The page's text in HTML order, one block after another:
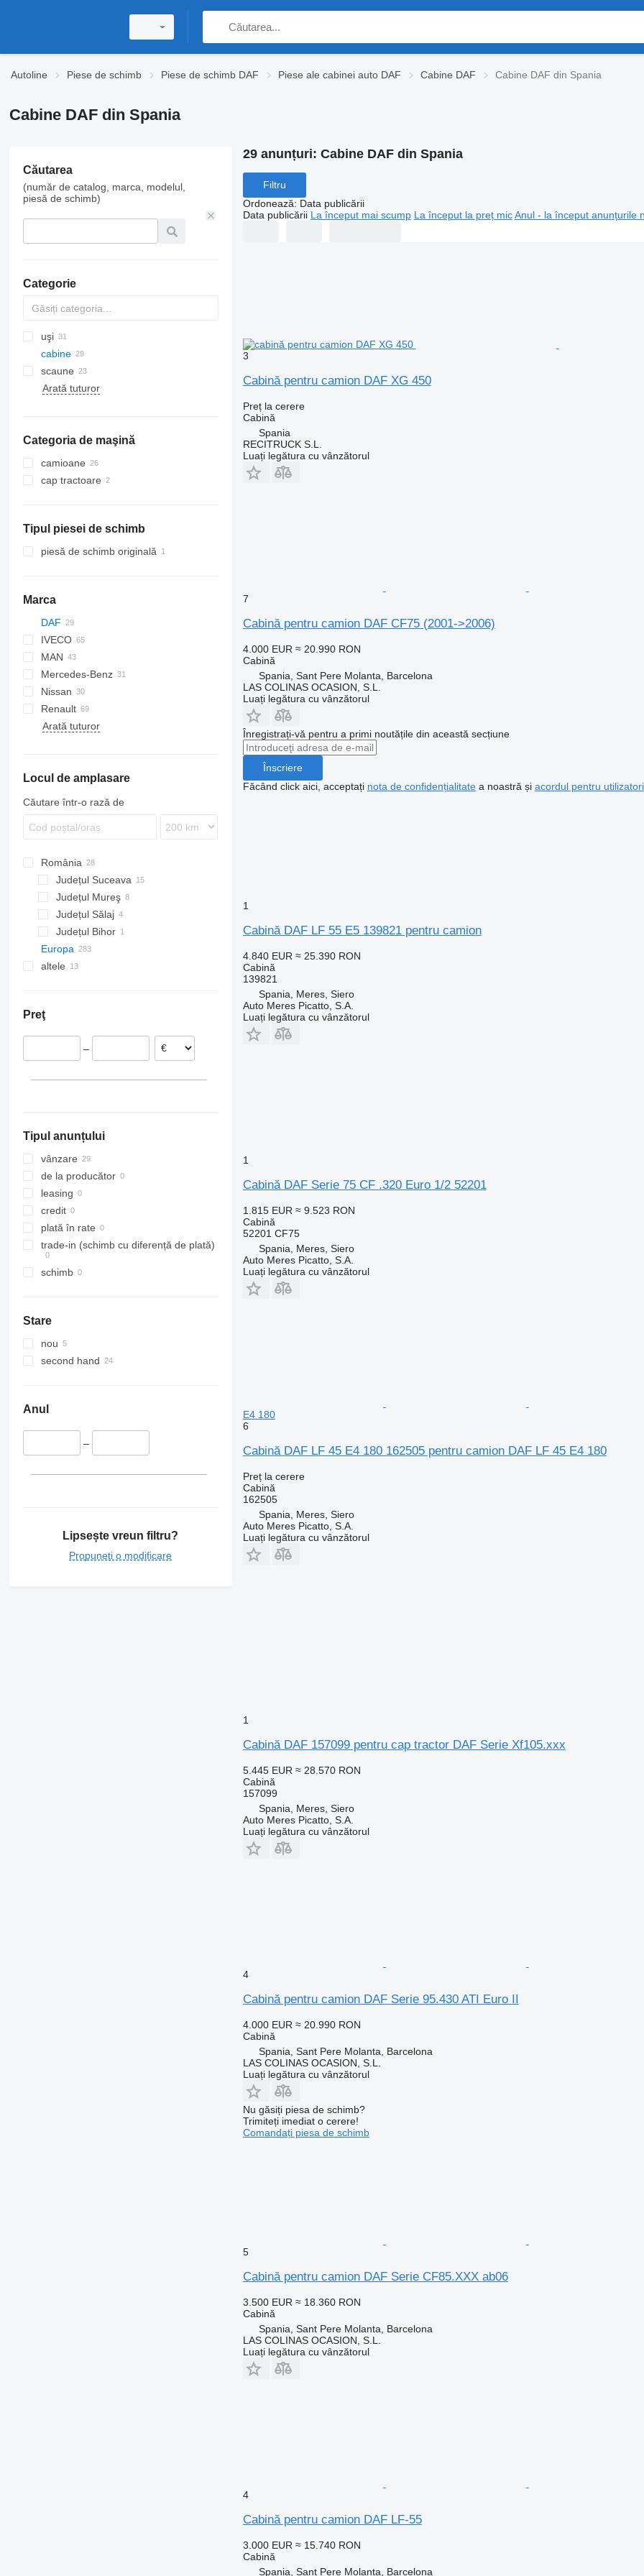
Autoline Piese de schimb Piese de schimb DAF Piese ale cabinei auto DAF Cabine DAF Cabine DAF din Spania
Cabine DAF din Spania
Căutarea
(număr de catalog, marca, modelul,
piesă de schimb)
Categorie
uşi
cabine
scaune
compresoare clima
geamuri laterale
Arată tuturor
Categoria de maşină
camioane
cap tractoare
Tipul piesei de schimb
piesă de schimb originală
Marca
Jumper
DAF
CF
CF 75
CF 75 250
CF 75 360
CF 85
CF 320
LF
LF 45
LF 55
XF
XF 95
XF 105
XF 106
XG
XG+
XG 450
AC
IVECO
Daily
EuroCargo
EuroStar
Eurotech
Stralis
KMK
LTM
MAN
A-series
F90
L2000
LE
TGX
Mercedes-Benz
Actros
Antos
Atego
Sprinter
Nissan
Atleon
Cabstar
Renault
G-series
Mascott
Maxity
Midliner
Premium
BL
FM
Arată tuturor
Locul de amplasare
Căutare într-o rază de
România
Județul Suceava
Județul Mureş
Județul Sălaj
Județul Bihor
Europa
Polonia
Oviedo
Ciudad Real
Belgia
Lituania
altele
Preţ
–
Tipul anunțului
vânzare
de la producător
leasing
credit
plată în rate
trade-in (schimb cu diferență de plată)
schimb
Stare
nou
second hand
Anul
–
Lipsește vreun filtru?
Propuneți o modificare
29 anunțuri: Cabine DAF din Spania
Filtru
Ordonează: Data publicării
Data publicării La început mai scump La început la preț mic Anul - la început anunțurile
3
Cabină pentru camion DAF XG 450
Preț la cerere
Cabină
Spania
RECITRUCK S.L.
Luați legătura cu vânzătorul
7
Cabină pentru camion DAF CF75 (2001->2006)
4.000 EUR ≈ 20.990 RON
Cabină
Spania, Sant Pere Molanta, Barcelona
LAS COLINAS OCASION, S.L.
Luați legătura cu vânzătorul
Înregistrați-vă pentru a primi noutățile din această secțiune
Înscriere
Făcând click aici, acceptați nota de confidențialitatea noastră și acordul pentru utilizatori
1
Cabină DAF LF 55 E5 139821 pentru camion
4.840 EUR ≈ 25.390 RON
Cabină
139821
Spania, Meres, Siero
Auto Meres Picatto, S.A.
Luați legătura cu vânzătorul
1
Cabină DAF Serie 75 CF .320 Euro 1/2 52201
1.815 EUR ≈ 9.523 RON
Cabină
52201 CF75
Spania, Meres, Siero
Auto Meres Picatto, S.A.
Luați legătura cu vânzătorul
E4 180
6
Cabină DAF LF 45 E4 180 162505 pentru camion DAF LF 45 E4 180
Preț la cerere
Cabină
162505
Spania, Meres, Siero
Auto Meres Picatto, S.A.
Luați legătura cu vânzătorul
1
Cabină DAF 157099 pentru cap tractor DAF Serie Xf105.xxx
5.445 EUR ≈ 28.570 RON
Cabină
157099
Spania, Meres, Siero
Auto Meres Picatto, S.A.
Luați legătura cu vânzătorul
4
Cabină pentru camion DAF Serie 95.430 ATI Euro II
4.000 EUR ≈ 20.990 RON
Cabină
Spania, Sant Pere Molanta, Barcelona
LAS COLINAS OCASION, S.L.
Luați legătura cu vânzătorul
Nu găsiți piesa de schimb?
Trimiteți imediat o cerere!
Comandați piesa de schimb
5
Cabină pentru camion DAF Serie CF85.XXX ab06
3.500 EUR ≈ 18.360 RON
Cabină
Spania, Sant Pere Molanta, Barcelona
LAS COLINAS OCASION, S.L.
Luați legătura cu vânzătorul
4
Cabină pentru camion DAF LF-55
3.000 EUR ≈ 15.740 RON
Cabină
Spania, Sant Pere Molanta, Barcelona